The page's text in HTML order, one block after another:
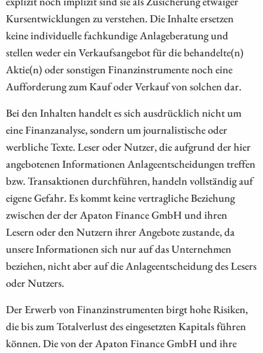
Kursentwicklungen zu verstehen. Die Inhalte ersetzen
keine individuelle fachkundige Anlageberatung und
stellen weder ein Verkaufsangebot für die behandelte(n)
Aktie(n) oder sonstigen Finanzinstrumente noch eine
Aufforderung zum Kauf oder Verkauf von solchen dar.
Bei den Inhalten handelt es sich ausdrücklich nicht um
eine Finanzanalyse, sondern um journalistische oder
werbliche Texte. Leser oder Nutzer, die aufgrund der hier
angebotenen Informationen Anlageentscheidungen treffen
bzw. Transaktionen durchführen, handeln vollständig auf
eigene Gefahr. Es kommt keine vertragliche Beziehung
zwischen der der Apaton Finance GmbH und ihren
Lesern oder den Nutzern ihrer Angebote zustande, da
unsere Informationen sich nur auf das Unternehmen
beziehen, nicht aber auf die Anlageentscheidung des Lesers
oder Nutzers.
Der Erwerb von Finanzinstrumenten birgt hohe Risiken,
die bis zum Totalverlust des eingesetzten Kapitals führen
können. Die von der Apaton Finance GmbH und ihre